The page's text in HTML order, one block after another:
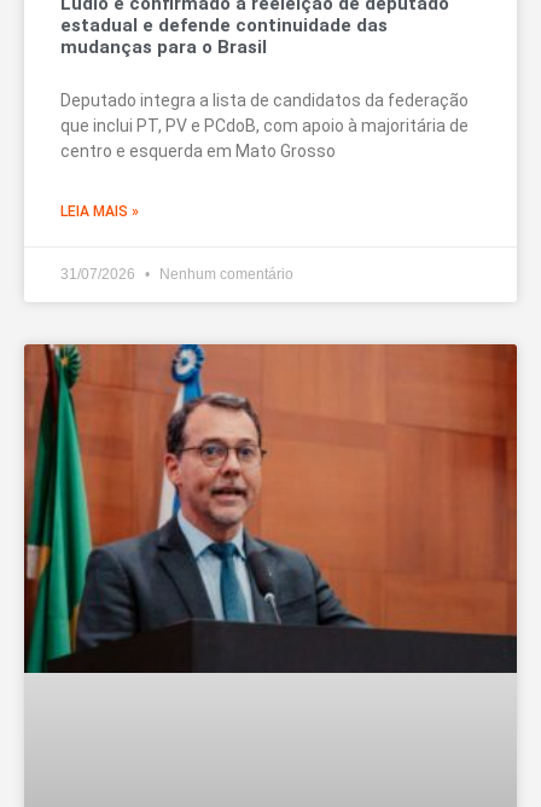
estadual e defende continuidade das
mudanças para o Brasil
Deputado integra a lista de candidatos da federação
que inclui PT, PV e PCdoB, com apoio à majoritária de
centro e esquerda em Mato Grosso
LEIA MAIS »
31/07/2026 Nenhum comentário